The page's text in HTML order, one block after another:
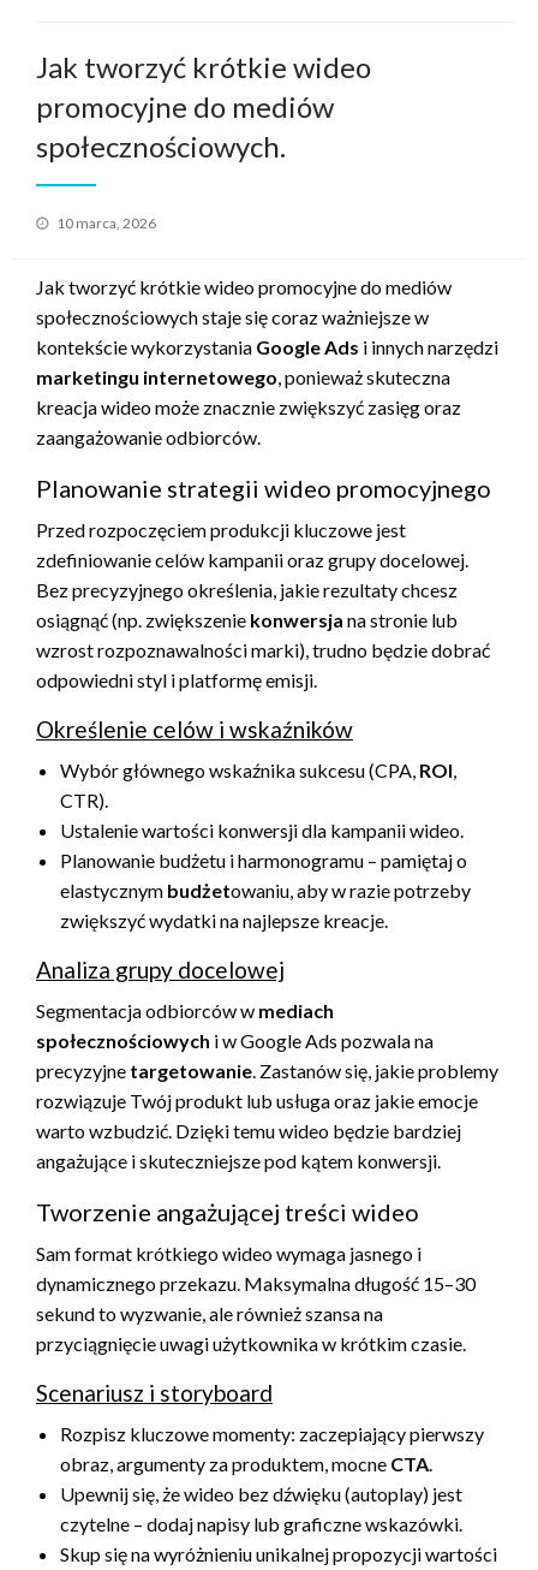
Jak tworzyć krótkie wideo
promocyjne do mediów
społecznościowych.
Opublikowane
10 marca, 2026
Jak tworzyć krótkie wideo promocyjne do mediów
społecznościowych staje się coraz ważniejsze w
kontekście wykorzystania Google Ads i innych narzędzi
marketingu internetowego, ponieważ skuteczna
kreacja wideo może znacznie zwiększyć zasięg oraz
zaangażowanie odbiorców.
Planowanie strategii wideo promocyjnego
Przed rozpoczęciem produkcji kluczowe jest
zdefiniowanie celów kampanii oraz grupy docelowej.
Bez precyzyjnego określenia, jakie rezultaty chcesz
osiągnąć (np. zwiększenie konwersja na stronie lub
wzrost rozpoznawalności marki), trudno będzie dobrać
odpowiedni styl i platformę emisji.
Określenie celów i wskaźników
Wybór głównego wskaźnika sukcesu (CPA, ROI,
CTR).
Ustalenie wartości konwersji dla kampanii wideo.
Planowanie budżetu i harmonogramu – pamiętaj o
elastycznym budżetowaniu, aby w razie potrzeby
zwiększyć wydatki na najlepsze kreacje.
Analiza grupy docelowej
Segmentacja odbiorców w mediach
społecznościowych i w Google Ads pozwala na
precyzyjne targetowanie. Zastanów się, jakie problemy
rozwiązuje Twój produkt lub usługa oraz jakie emocje
warto wzbudzić. Dzięki temu wideo będzie bardziej
angażujące i skuteczniejsze pod kątem konwersji.
Tworzenie angażującej treści wideo
Sam format krótkiego wideo wymaga jasnego i
dynamicznego przekazu. Maksymalna długość 15–30
sekund to wyzwanie, ale również szansa na
przyciągnięcie uwagi użytkownika w krótkim czasie.
Scenariusz i storyboard
Rozpisz kluczowe momenty: zaczepiający pierwszy
obraz, argumenty za produktem, mocne CTA.
Upewnij się, że wideo bez dźwięku (autoplay) jest
czytelne – dodaj napisy lub graficzne wskazówki.
Skup się na wyróżnieniu unikalnej propozycji wartości